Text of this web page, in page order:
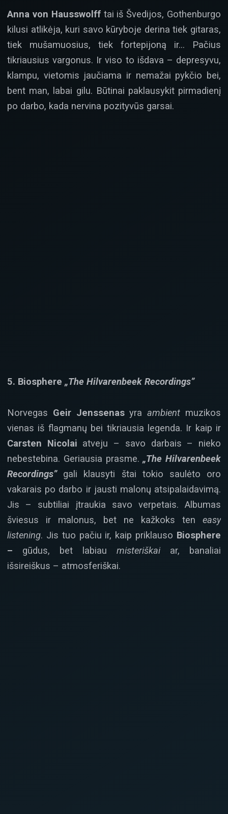
Anna von Hausswolfftai iš Švedijos, Gothenburgo
kilusi atlikėja, kuri savo kūryboje derina tiek gitaras,
tiek mušamuosius, tiek fortepijoną ir… Pačius
tikriausius vargonus. Ir viso to išdava – depresyvu,
klampu, vietomis jaučiama ir nemažai pykčio bei,
bent man, labai gilu. Būtinai paklausykit pirmadienį
po darbo, kada nervina pozityvūs garsai.
5. Biosphere „The Hilvarenbeek Recordings”
Norvegas Geir Jenssenasyraambient muzikos
vienas iš flagmanų bei tikriausia legenda. Ir kaip ir
Carsten Nicolai atveju – savo darbais – nieko
nebestebina. Geriausia prasme.„The Hilvarenbeek
Recordings”gali klausyti štai tokio saulėto oro
vakarais po darbo ir jausti malonų atsipalaidavimą.
Jis – subtiliai įtraukia savo verpetais. Albumas
šviesus ir malonus, bet ne kažkoks ten easy
listening. Jis tuo pačiu ir, kaip priklauso Biosphere
– gūdus, bet labiau misteriškaiar, banaliai
išsireiškus – atmosferiškai.